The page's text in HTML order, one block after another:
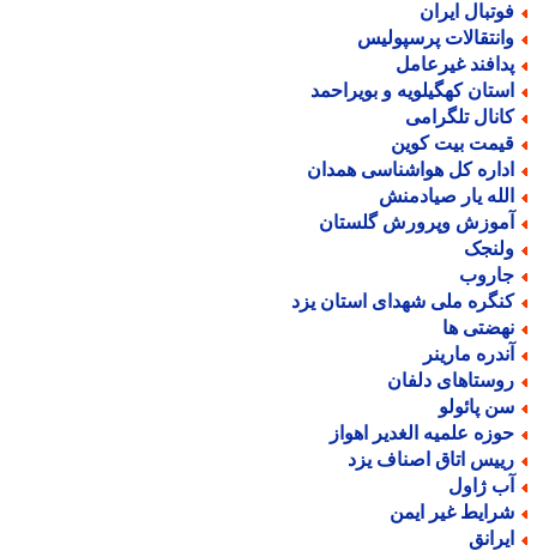
ایران
پرسپولیس
غیرعامل
کهگیلویه و بویراحمد
تلگرامی
بیت کوین
کل هواشناسی همدان
یار صیادمنش
وپرورش گلستان
ملی شهدای استان یزد
ها
مارینر
دلفان
پائولو
علمیه الغدیر اهواز
اتاق اصناف یزد
ژاول
غیر ایمن